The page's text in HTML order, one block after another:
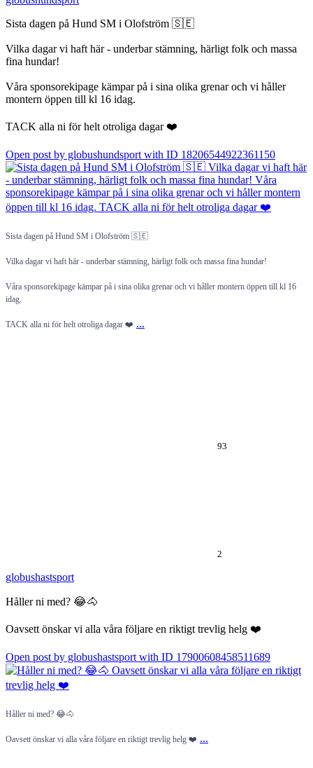
Sista dagen på Hund SM i Olofström 🇸🇪
Vilka dagar vi haft här - underbar stämning, härligt folk och massa
fina hundar!
Våra sponsorekipage kämpar på i sina olika grenar och vi håller
montern öppen till kl 16 idag.
TACK alla ni för helt otroliga dagar ❤️
Open post by globushundsport with ID 18206544922361150
Sista dagen på Hund SM i Olofström 🇸🇪
Vilka dagar vi haft här - underbar stämning, härligt folk och massa fina hundar!
Våra sponsorekipage kämpar på i sina olika grenar och vi håller montern öppen till kl 16
idag.
TACK alla ni för helt otroliga dagar ❤️ ...
93
2
globushastsport
Håller ni med? 😂🐴
Oavsett önskar vi alla våra följare en riktigt trevlig helg ❤️
Open post by globushastsport with ID 17900608458511689
Håller ni med? 😂🐴
Oavsett önskar vi alla våra följare en riktigt trevlig helg ❤️ ...